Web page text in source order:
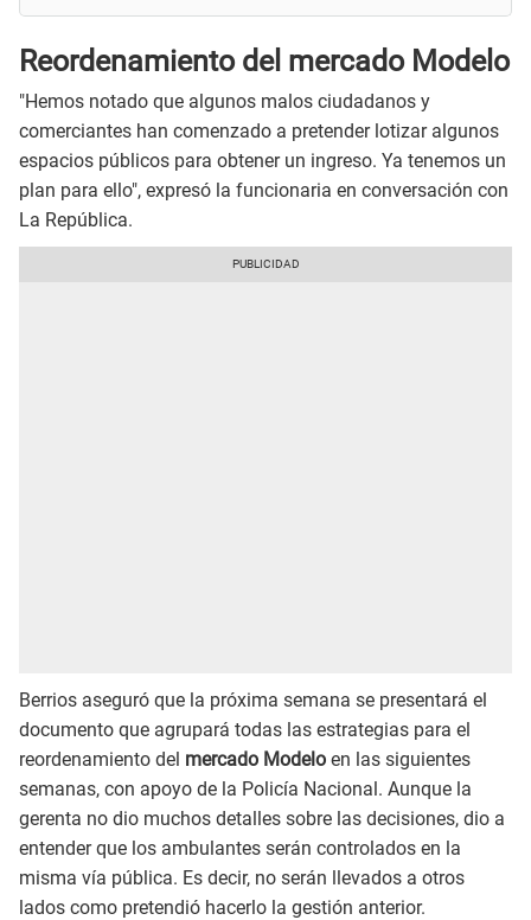
Reordenamiento del mercado Modelo
"Hemos notado que algunos malos ciudadanos y
comerciantes han comenzado a pretender lotizar algunos
espacios públicos para obtener un ingreso. Ya tenemos un
plan para ello", expresó la funcionaria en conversación con
La República.
Berrios aseguró que la próxima semana se presentará el
documento que agrupará todas las estrategias para el
reordenamiento del mercado Modelo en las siguientes
semanas, con apoyo de la Policía Nacional. Aunque la
gerenta no dio muchos detalles sobre las decisiones, dio a
entender que los ambulantes serán controlados en la
misma vía pública. Es decir, no serán llevados a otros
lados como pretendió hacerlo la gestión anterior.